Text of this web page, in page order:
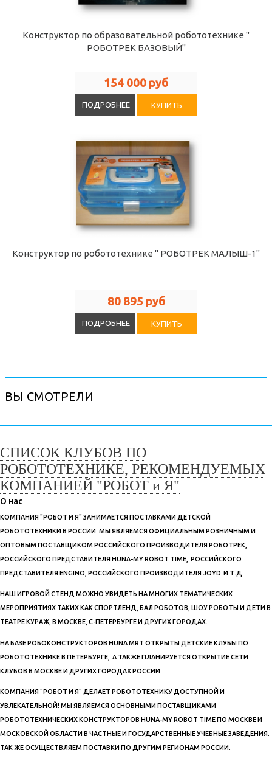
Конструктор по образовательной робототехнике "
РОБОТРЕК БАЗОВЫЙ"
154 000 руб
ПОДРОБНЕЕ КУПИТЬ
Конструктор по робототехнике " РОБОТРЕК МАЛЫШ-1"
80 895 руб
ПОДРОБНЕЕ КУПИТЬ
ВЫ СМОТРЕЛИ
СПИСОК КЛУБОВ ПО
РОБОТОТЕХНИКЕ, РЕКОМЕНДУЕМЫХ
КОМПАНИЕЙ "РОБОТ и Я"
О нас
КОМПАНИЯ "РОБОТ И Я" ЗАНИМАЕТСЯ ПОСТАВКАМИ ДЕТСКОЙ
РОБОТОТЕХНИКИ В РОССИИ. МЫ ЯВЛЯЕМСЯ ОФИЦИАЛЬНЫМ РОЗНИЧНЫМ И
ОПТОВЫМ ПОСТАВЩИКОМ РОССИЙСКОГО ПРОИЗВОДИТЕЛЯ РОБОТРЕК,
РОССИЙСКОГО ПРЕДСТАВИТЕЛЯ HUNA-MY ROBOT TIME, РОССИЙСКОГО
ПРЕДСТАВИТЕЛЯ ENGINO, РОССИЙСКОГО ПРОИЗВОДИТЕЛЯ JOYD И Т.Д.
НАШ ИГРОВОЙ СТЕНД МОЖНО УВИДЕТЬ НА МНОГИХ ТЕМАТИЧЕСКИХ
МЕРОПРИЯТИЯХ ТАКИХ КАК СПОРТЛЕНД, БАЛ РОБОТОВ, ШОУ РОБОТЫ И ДЕТИ В
ТЕАТРЕ КУРАЖ, В МОСКВЕ, С-ПЕТЕРБУРГЕ И ДРУГИХ ГОРОДАХ.
НА БАЗЕ РОБОКОНСТРУКТОРОВ HUNA MRT ОТКРЫТЫ ДЕТСКИЕ КЛУБЫ ПО
РОБОТОТЕХНИКЕ В ПЕТЕРБУРГЕ, А ТАКЖЕ ПЛАНИРУЕТСЯ ОТКРЫТИЕ СЕТИ
КЛУБОВ В МОСКВЕ И ДРУГИХ ГОРОДАХ РОССИИ.
КОМПАНИЯ "РОБОТ И Я" ДЕЛАЕТ РОБОТОТЕХНИКУ ДОСТУПНОЙ И
УВЛЕКАТЕЛЬНОЙ! МЫ ЯВЛЯЕМСЯ ОСНОВНЫМИ ПОСТАВЩИКАМИ
РОБОТОТЕХНИЧЕСКИХ КОНСТРУКТОРОВ HUNA-MY ROBOT TIME ПО МОСКВЕ И
МОСКОВСКОЙ ОБЛАСТИ В ЧАСТНЫЕ И ГОСУДАРСТВЕННЫЕ УЧЕБНЫЕ ЗАВЕДЕНИЯ.
ТАК ЖЕ ОСУЩЕСТВЛЯЕМ ПОСТАВКИ ПО ДРУГИМ РЕГИОНАМ РОССИИ.